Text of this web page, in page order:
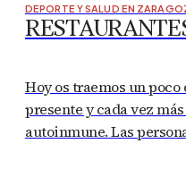
DEPORTE Y SALUD EN
Hoy os traemos un
presente y cada vez
autoinmune. Las